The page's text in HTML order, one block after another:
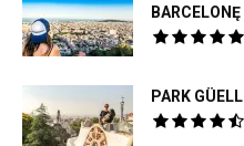
BARCELONĘ
PARK GÜELL